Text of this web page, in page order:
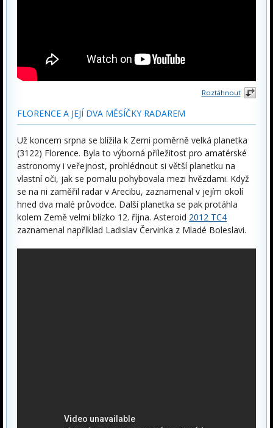
Roztáhnout
FLORENCE A JEJÍ DVA MĚSÍČKY RADAREM
Už koncem srpna se blížila k Zemi poměrně velká planetka
(3122) Florence. Byla to výborná příležitost pro amatérské
astronomy i veřejnost, prohlédnout si větší planetku na
vlastní oči, jak se pomalu pohybovala mezi hvězdami. Když
se na ni zaměřil radar v Arecibu, zaznamenal v jejím okolí
hned dva malé průvodce. Další planetka se pak protáhla
kolem Země velmi blízko 12. října. Asteroid 2012 TC4
zaznamenal například Ladislav Červinka z Mladé Boleslavi.